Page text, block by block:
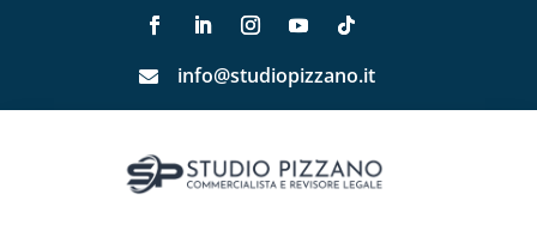
 info@studiopizzano.it